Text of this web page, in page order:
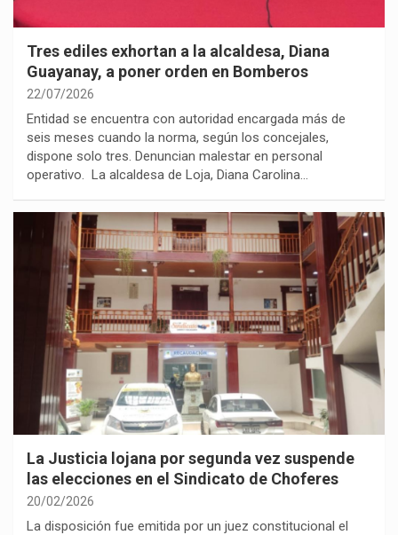
Tres ediles exhortan a la alcaldesa, Diana
Guayanay, a poner orden en Bomberos
22/07/2026
Entidad se encuentra con autoridad encargada más de
seis meses cuando la norma, según los concejales,
dispone solo tres. Denuncian malestar en personal
operativo. La alcaldesa de Loja, Diana Carolina…
La Justicia lojana por segunda vez suspende
las elecciones en el Sindicato de Choferes
20/02/2026
La disposición fue emitida por un juez constitucional el